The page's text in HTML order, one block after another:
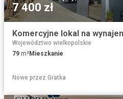
7 400 zł
Województwo wielkopolskie
79 m²Mieszkanie
Nowe przez Gratka